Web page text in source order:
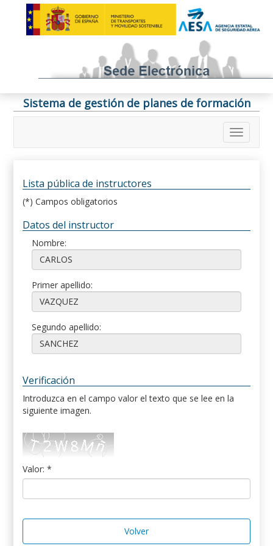
Sistema de gestión de planes de formación
Lista pública de instructores
(*) Campos obligatorios
Datos del instructor
Nombre:
Primer apellido:
Segundo apellido:
Verificación
Introduzca en el campo valor el texto que se lee en la
siguiente imagen.
Valor: *
Volver